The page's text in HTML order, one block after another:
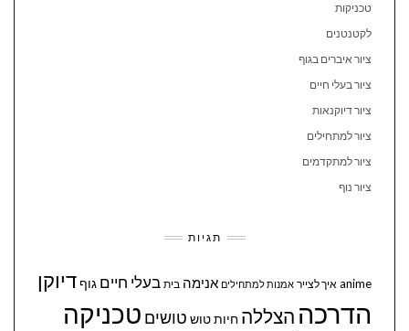
טכניקות
לקטנטנים
ציור איברים בגוף
ציור בעלי חיים
ציור דיוקנאות
ציור למתחילים
ציור למתקדמים
ציור נוף
תגיות
anime איך לצייר אמנות למתחילים אנימה בית בעלי חיים גוףדיוקן
הדרכה הצללה חיותטוש טושים טכניקה